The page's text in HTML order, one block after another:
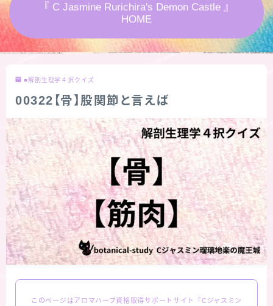
おすすめ商品＆レビュー
★スペシャルアロマハーブ４択クイズ (kindle出
お問い合わせ
サイトマップ
『 C Jasmine Rurichira's Demon Castle 』
HOME
■解剖生理学４択クイズ
00322【骨】股関節と言えば
このページはアロマハーブ資格取得サポートサイト「Cジャスミン